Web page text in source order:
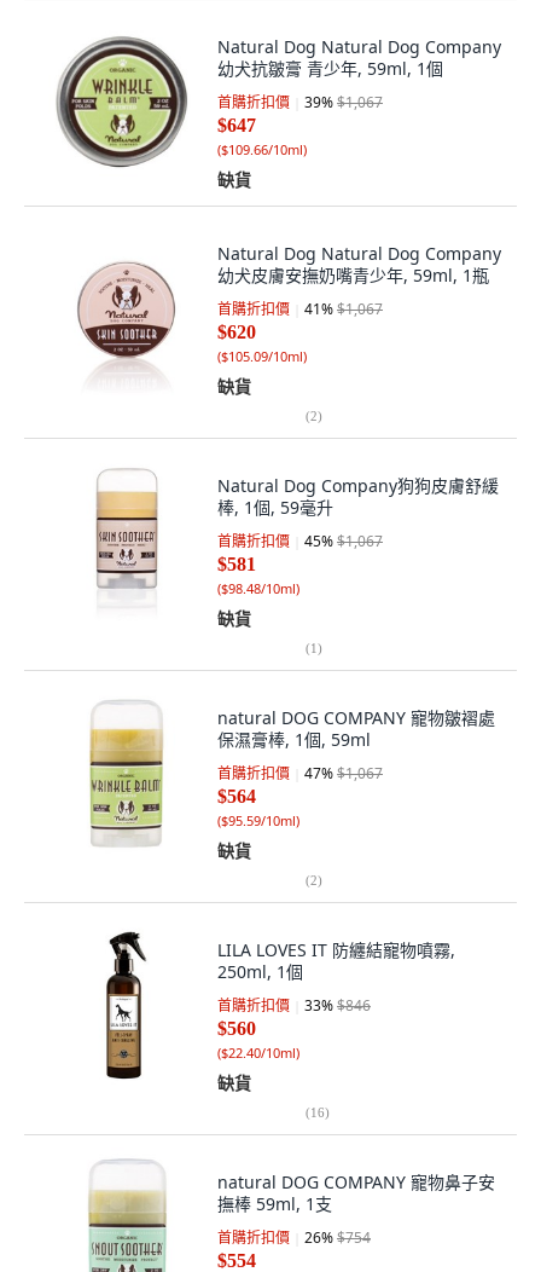
Natural Dog Natural Dog Company
幼犬抗皺膏 青少年, 59ml, 1個
首購折扣價 39%$1,067
$647
($109.66/10ml)
缺貨
Natural Dog Natural Dog Company
幼犬皮膚安撫奶嘴青少年, 59ml, 1瓶
首購折扣價 41%$1,067
$620
($105.09/10ml)
缺貨
(2)
Natural Dog Company狗狗皮膚舒緩
棒, 1個, 59毫升
首購折扣價 45%$1,067
$581
($98.48/10ml)
缺貨
(1)
natural DOG COMPANY 寵物皺褶處
保濕膏棒, 1個, 59ml
首購折扣價 47%$1,067
$564
($95.59/10ml)
缺貨
(2)
LILA LOVES IT 防纏結寵物噴霧,
250ml, 1個
首購折扣價 33%$846
$560
($22.40/10ml)
缺貨
(16)
natural DOG COMPANY 寵物鼻子安
撫棒 59ml, 1支
首購折扣價 26%$754
$554